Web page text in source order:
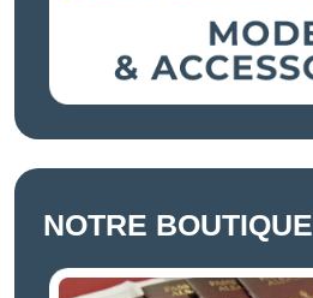
NOTRE BOUTIQUE